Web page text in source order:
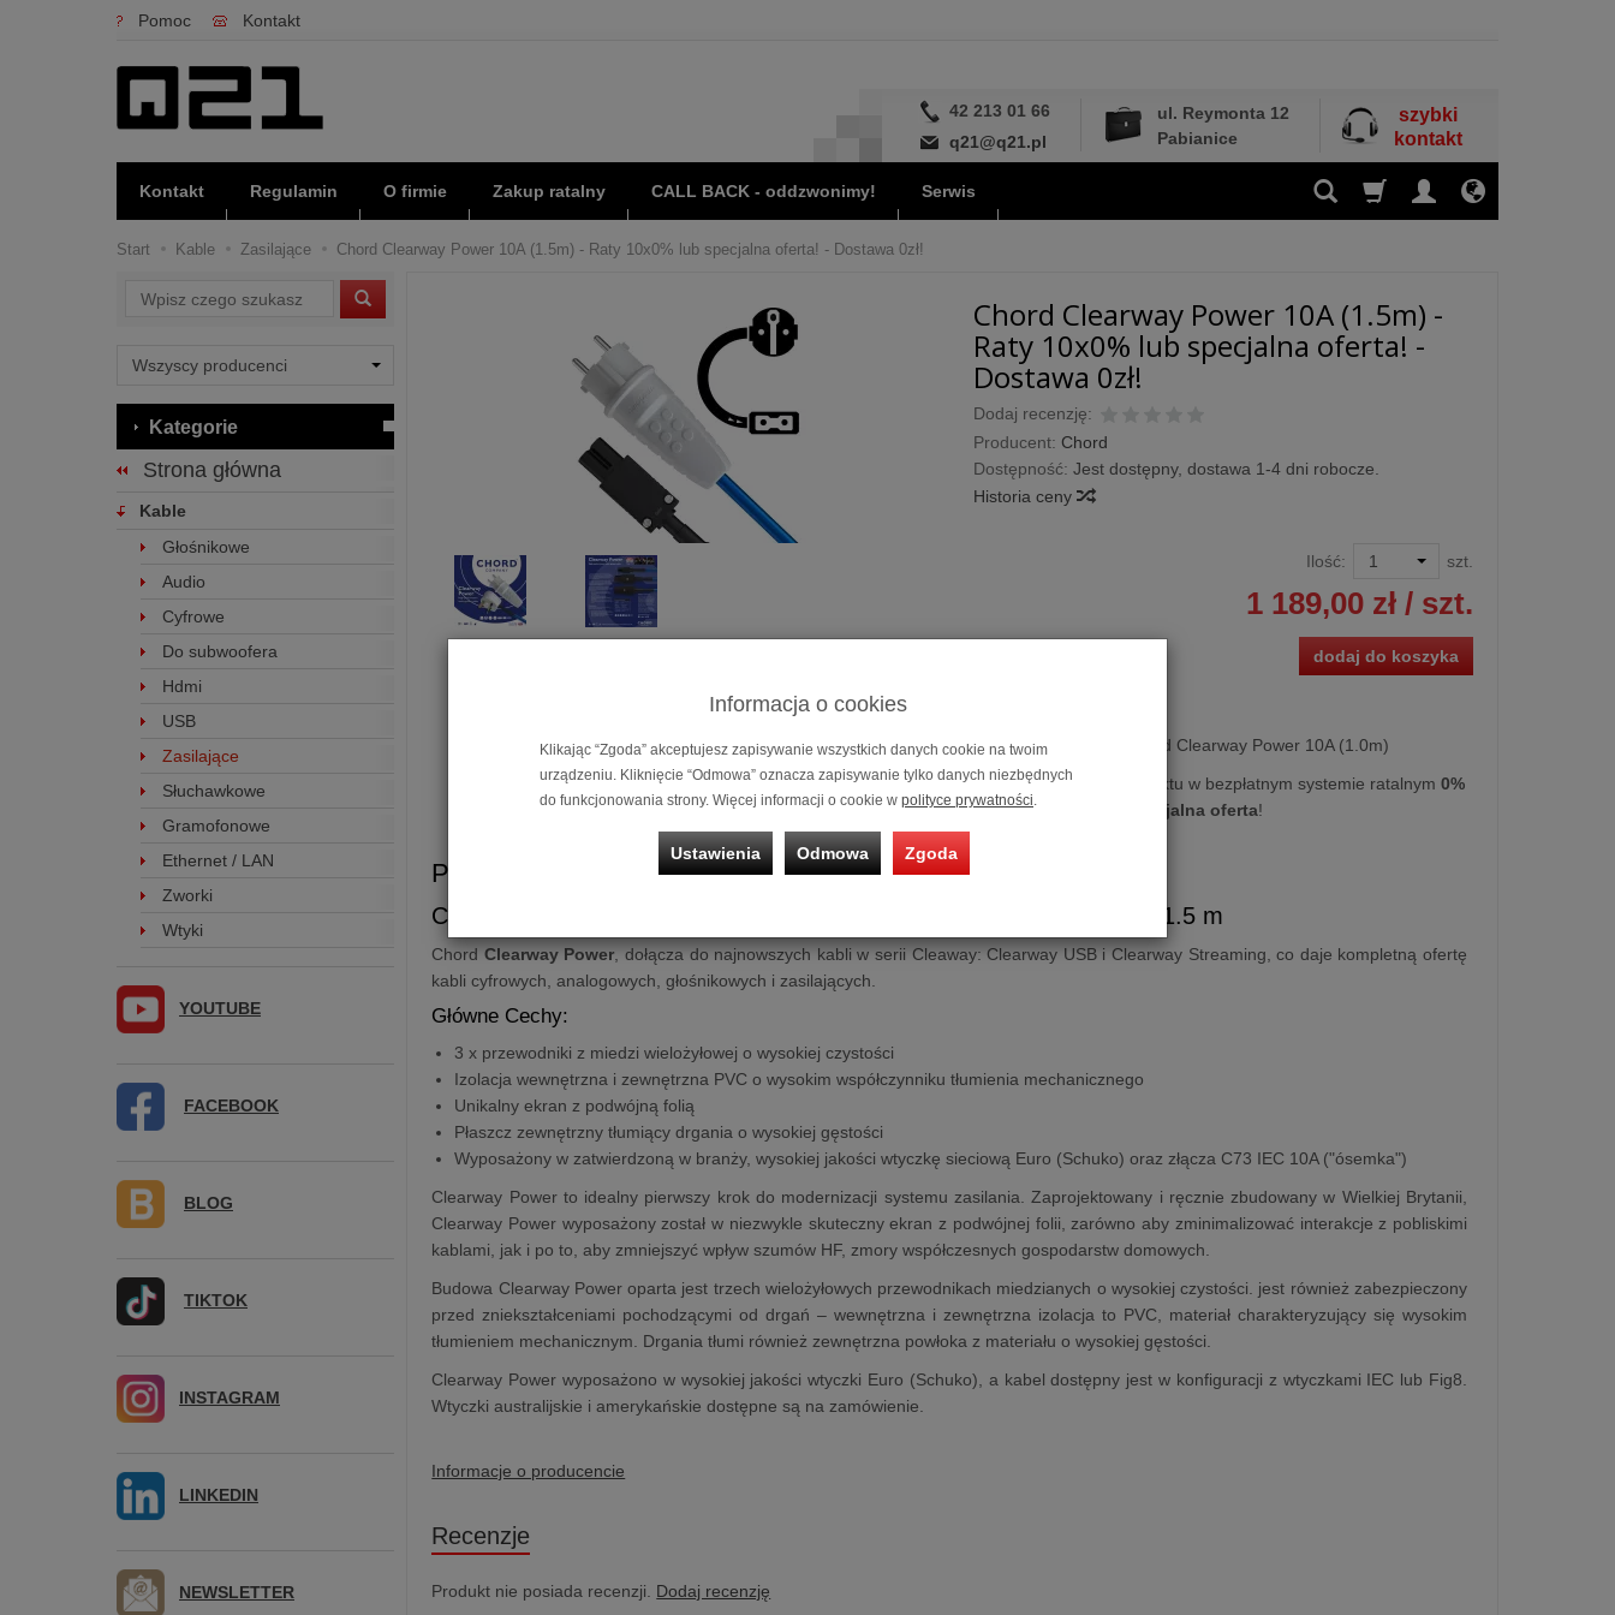
Pomoc Kontakt
42 213 01 66
q21@q21.pl
ul. Reymonta 12
Pabianice
szybki
kontakt
Kontakt Regulamin O firmie Zakup ratalny CALL BACK - oddzwonimy! Serwis
Start Kable Zasilające Chord Clearway Power 10A (1.5m) - Raty 10x0% lub specjalna oferta! - Dostawa 0zł!
Chord Clearway Power 10A (1.5m) -
Raty 10x0% lub specjalna oferta! -
Dostawa 0zł!
Dodaj recenzję:
Producent: Chord
Dostępność: Jest dostępny, dostawa 1-4 dni robocze.
Historia ceny
Ilość: szt.
1 189,00 zł/ szt.
dodaj do koszyka
Przewód Zasilający Chord Clearway Power 10A (1.0m)
Możliwość zakupu produktu w bezpłatnym systemie ratalnym 0%
na10 miesięcy specjalna oferta!
Przewód ZasilającyChord Clearway Power
Chord | Przewód zasilający 10 AMP C7 - Schuko | 1.5 m
Chord Clearway Power, dołącza do najnowszych kabli w serii Cleaway: Clearway USB i Clearway Streaming, co daje kompletną ofertę
kabli cyfrowych, analogowych, głośnikowych i zasilających.
Główne Cechy:
3 x przewodniki z miedzi wielożyłowej o wysokiej czystości
Izolacja wewnętrzna i zewnętrzna PVC o wysokim współczynniku tłumienia mechanicznego
Unikalny ekran z podwójną folią
Płaszcz zewnętrzny tłumiący drgania o wysokiej gęstości
Wyposażony w zatwierdzoną w branży, wysokiej jakości wtyczkę sieciową Euro (Schuko) oraz złącza C73 IEC 10A ("ósemka")
Clearway Power to idealny pierwszy krok do modernizacji systemu zasilania. Zaprojektowany i ręcznie zbudowany w Wielkiej Brytanii,
Clearway Power wyposażony został w niezwykle skuteczny ekran z podwójnej folii, zarówno aby zminimalizować interakcje z pobliskimi
kablami, jak i po to, aby zmniejszyć wpływ szumów HF, zmory współczesnych gospodarstw domowych.
Budowa Clearway Power oparta jest trzech wielożyłowych przewodnikach miedzianych o wysokiej czystości. jest również zabezpieczony
przed zniekształceniami pochodzącymi od drgań – wewnętrzna i zewnętrzna izolacja to PVC, materiał charakteryzujący się wysokim
tłumieniem mechanicznym. Drgania tłumi również zewnętrzna powłoka z materiału o wysokiej gęstości.
Clearway Power wyposażono w wysokiej jakości wtyczki Euro (Schuko), a kabel dostępny jest w konfiguracji z wtyczkami IEC lub Fig8.
Wtyczki australijskie i amerykańskie dostępne są na zamówienie.
Informacje o producencie
Recenzje
Produkt nie posiada recenzji. Dodaj recenzję
Wyszukaj
Kategorie
Strona główna
Kable
Głośnikowe
Audio
Cyfrowe
Do subwoofera
Hdmi
USB
Zasilające
Słuchawkowe
Gramofonowe
Ethernet / LAN
Zworki
Wtyki
YOUTUBE
FACEBOOK
BLOG
TIKTOK
INSTAGRAM
LINKEDIN
NEWSLETTER
Informacja o cookies
Klikając “Zgoda” akceptujesz zapisywanie wszystkich danych cookie na twoim
urządzeniu. Kliknięcie “Odmowa” oznacza zapisywanie tylko danych niezbędnych
do funkcjonowania strony. Więcej informacji o cookie w polityce prywatności.
Ustawienia Odmowa Zgoda